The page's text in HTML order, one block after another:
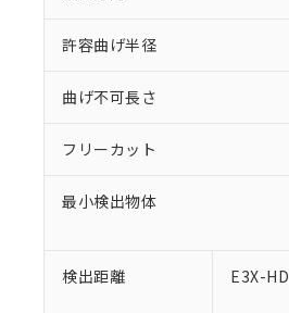
許容曲げ半径
曲げ不可長さ
フリーカット
最小検出物体
検出距離 E3X-HD